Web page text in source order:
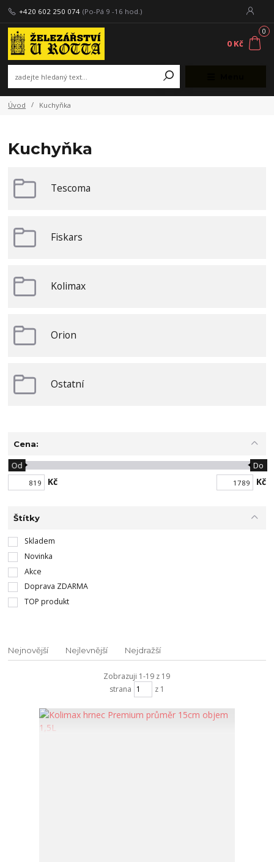
+420 602 250 074 (Po-Pá 9 -16 hod.)
0
0 Kč
Úvod Kuchyňka
Kuchyňka
Tescoma
Fiskars
Kolimax
Orion
Ostatní
Cena:
Kč
Od Do
Kč
Štítky
Skladem
Novinka
Akce
Doprava ZDARMA
TOP produkt
Nejnovější Nejlevnější Nejdražší
Zobrazuji 1-19 z 19
strana
z 1